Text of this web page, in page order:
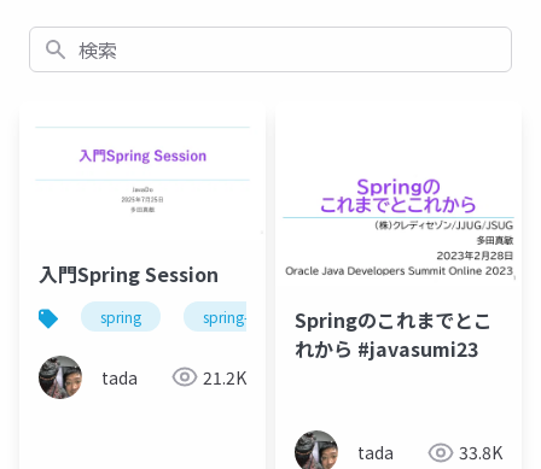
検索
入門Spring Session
spring spring-boot
tada 21.2K
Springのこれまでとこ
れから #javasumi23
tada 33.8K